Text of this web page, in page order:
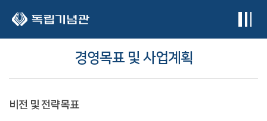
경영목표 및 사업계획
비전 및 전략목표